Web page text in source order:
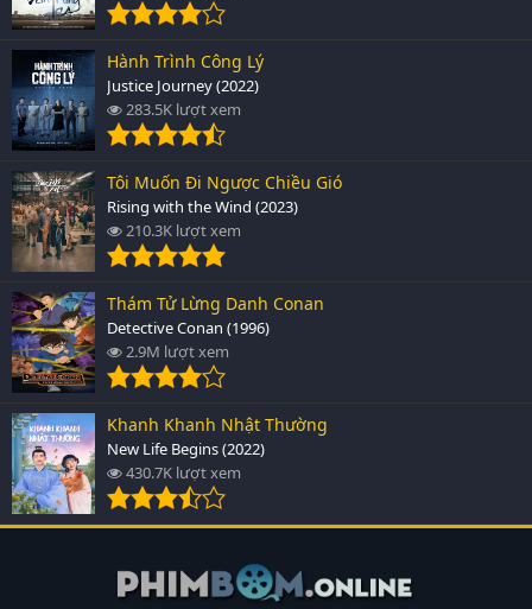
Hành Trình Công Lý
Justice Journey (2022)
283.5K lượt xem
Tôi Muốn Đi Ngược Chiều Gió
Rising with the Wind (2023)
210.3K lượt xem
Thám Tử Lừng Danh Conan
Detective Conan (1996)
2.9M lượt xem
Khanh Khanh Nhật Thường
New Life Begins (2022)
430.7K lượt xem